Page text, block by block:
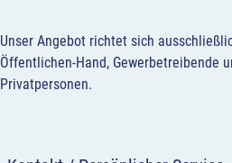
Unser Angebot richtet sich
Öffentlichen-Hand, Gewerbetreibende
Privatpersonen.